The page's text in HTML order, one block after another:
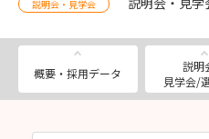
説明会・見学会
概要・採用データ
説明
見学会/